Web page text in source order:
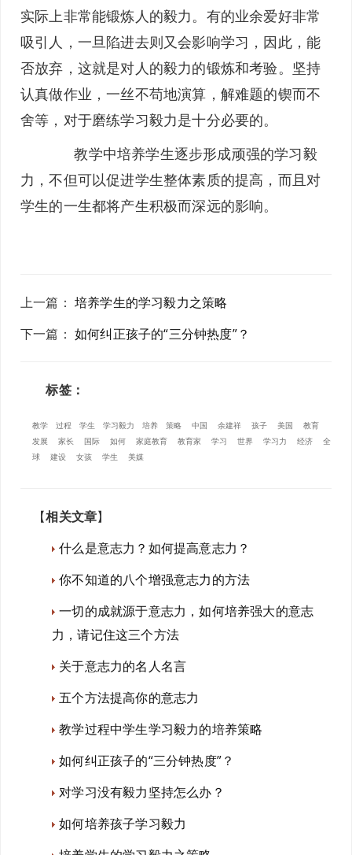
实际上非常能锻炼人的毅力。有的业余爱好非常
吸引人，一旦陷进去则又会影响学习，因此，能
否放弃，这就是对人的毅力的锻炼和考验。坚持
认真做作业，一丝不苟地演算，解难题的锲而不
舍等，对于磨练学习毅力是十分必要的。
教学中培养学生逐步形成顽强的学习毅
力，不但可以促进学生整体素质的提高，而且对
学生的一生都将产生积极而深远的影响。
上一篇 ：培养学生的学习毅力之策略
下一篇 ：如何纠正孩子的“三分钟热度”？
标签：
教学 过程 学生 学习毅力 培养 策略 中国 余建祥 孩子 美国
教育
发展
家长 国际 如何 家庭教育 教育家 学习 世界 学习力 经济
全
球
建设 女孩 学生 美媒
【相关文章】
什么是意志力？如何提高意志力？
你不知道的八个增强意志力的方法
一切的成就源于意志力，如何培养强大的意志
力，请记住这三个方法
关于意志力的名人名言
五个方法提高你的意志力
教学过程中学生学习毅力的培养策略
如何纠正孩子的“三分钟热度”？
对学习没有毅力坚持怎么办？
如何培养孩子学习毅力